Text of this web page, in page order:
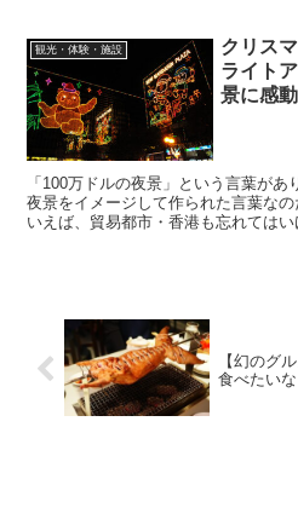
観光・体験・施設
クリス
ライト
景に感動
「100万ドルの夜景」という言葉が
夜景をイメージして作られた言葉な
いえば、貿易都市・香港も忘れては
【幻のグ
食べたい